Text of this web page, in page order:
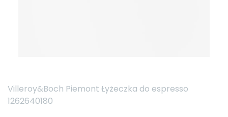
Villeroy&Boch Piemont Łyżeczka do espresso
1262640180